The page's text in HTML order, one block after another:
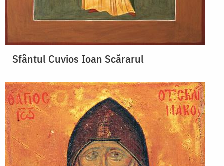
Sfântul Cuvios Ioan Scărarul